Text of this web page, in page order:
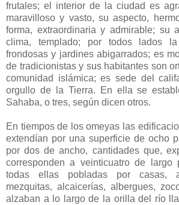
frutales; el interior de la ciudad es
maravilloso y vasto, su aspecto,
forma, extraordinaria y admirable; su
clima, templado; por todos lados
frondosas y jardines abigarrados; es
de tradicionistas y sus habitantes son
comunidad islámica; es sede del
orgullo de la Tierra. En ella se
Sahaba, o tres, según dicen otros.
En tiempos de los omeyas las
extendían por una superficie de ocho
por dos de ancho, cantidades que,
corresponden a veinticuatro de largo
todas ellas pobladas por casas,
mezquitas, alcaicerías, albergues,
alzaban a lo largo de la orilla del río